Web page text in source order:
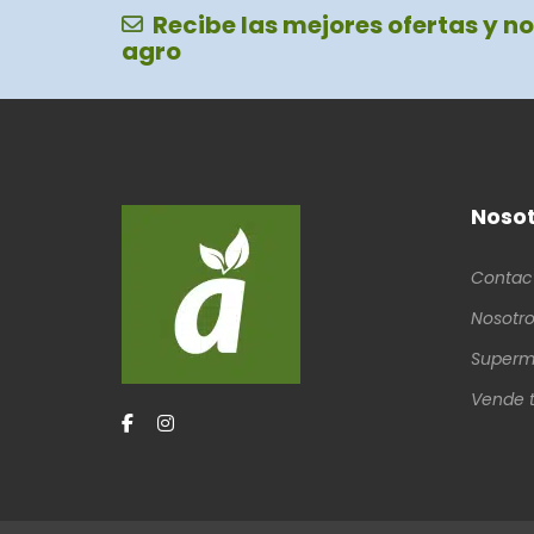
Recibe las mejores ofertas y
agro
Vende